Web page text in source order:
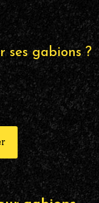
ses gabions ?